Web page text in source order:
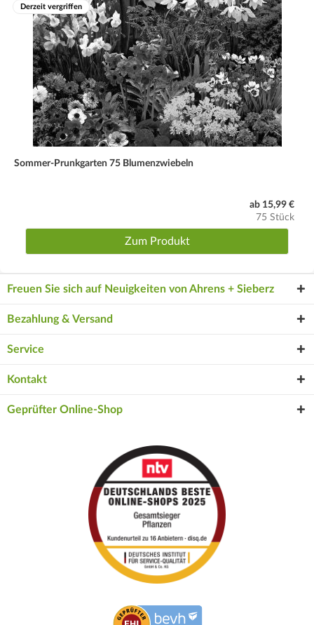
Derzeit vergriffen
Sommer-Prunkgarten 75 Blumenzwiebeln
ab 15,99 €
75 Stück
Zum Produkt
Freuen Sie sich auf Neuigkeiten von Ahrens + Sieberz
Bezahlung & Versand
Service
Kontakt
Geprüfter Online-Shop